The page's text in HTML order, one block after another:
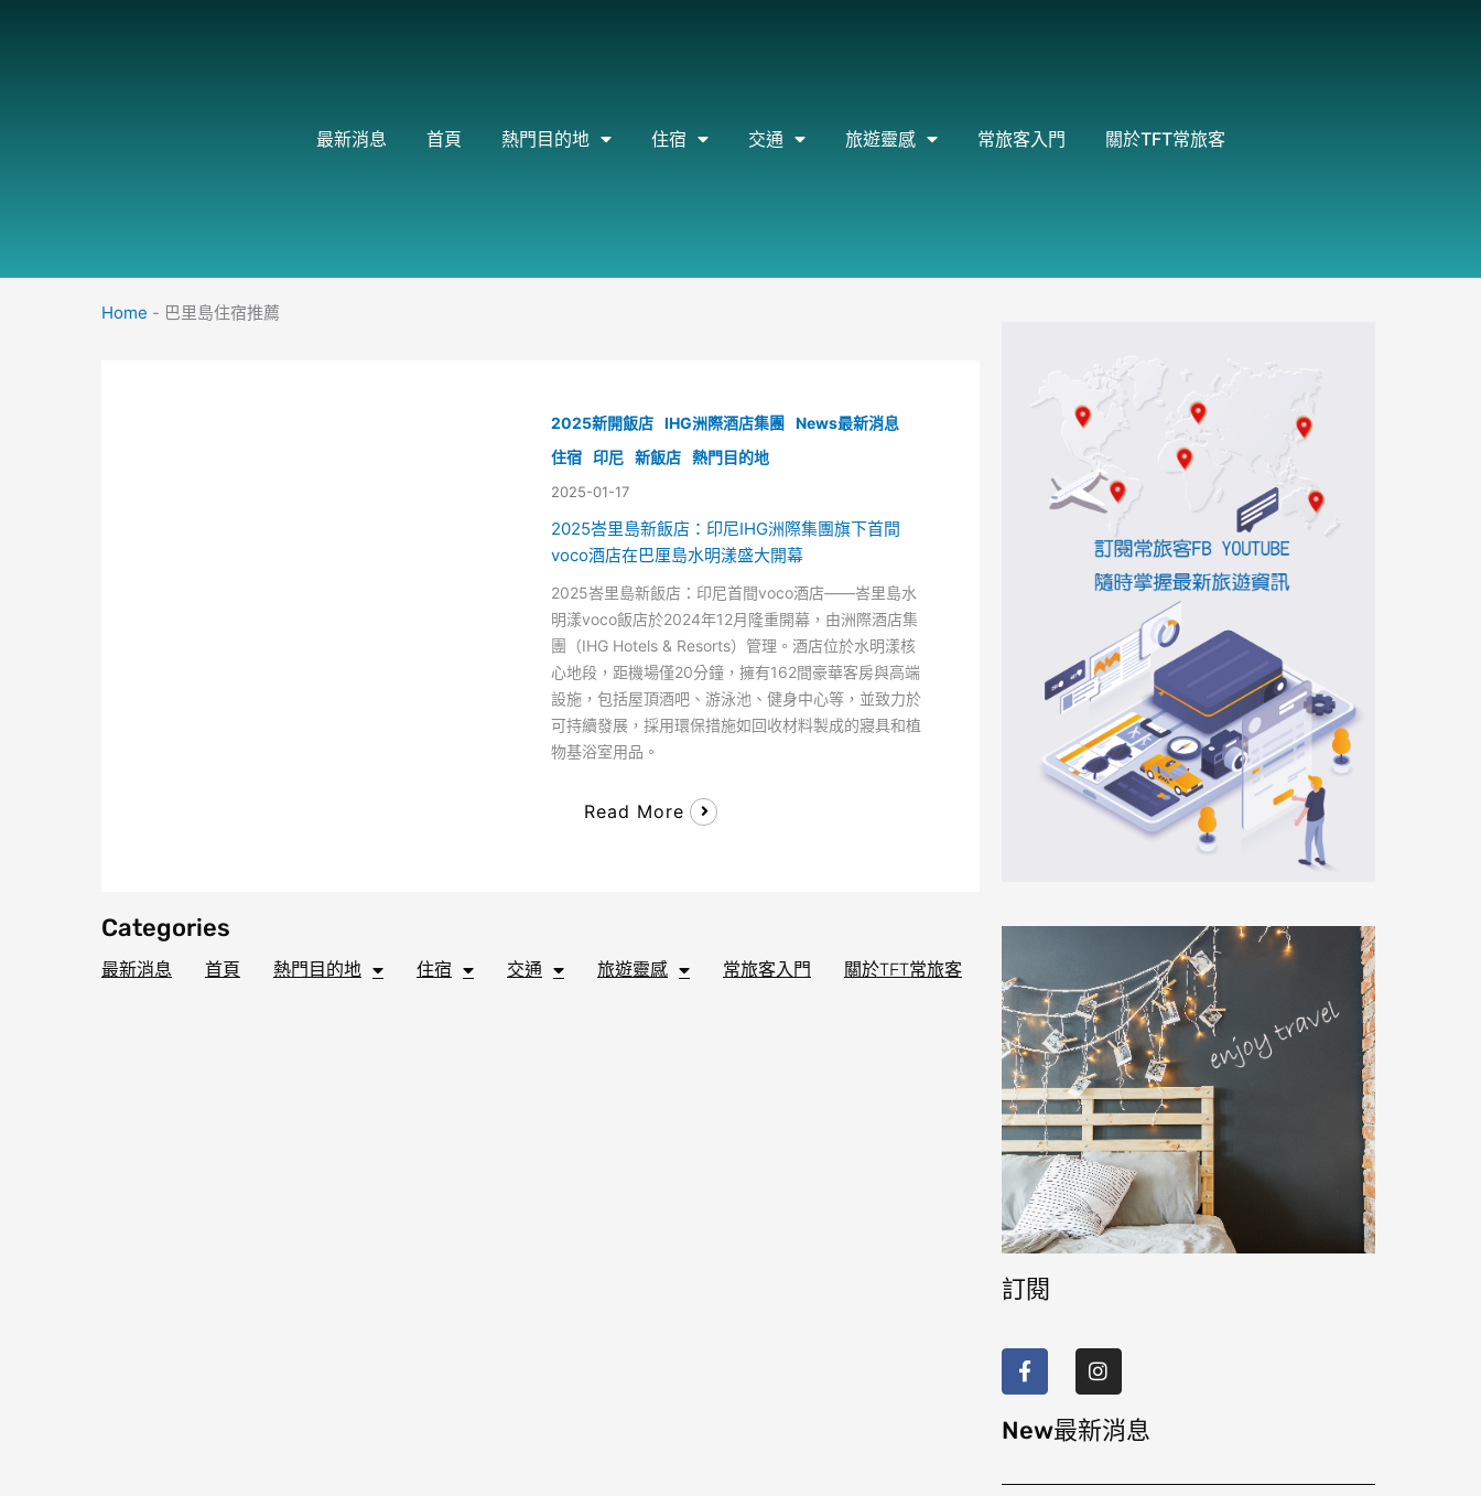
最新消息 首頁 熱門目的地 住宿 交通 旅遊靈感 常旅客入門 關於TFT常旅客
Home - 巴里島住宿推薦
2025新開飯店 IHG洲際酒店集團
News最新消息
住宿
印尼 新飯店 熱門目的地
2025-01-17
2025峇里島新飯店：印尼IHG洲際集團旗下首間
voco酒店在巴厘島水明漾盛大開幕
2025峇里島新飯店：印尼首間voco酒店——峇里島水
明漾voco飯店於2024年12月隆重開幕，由洲際酒店集
團（IHG Hotels & Resorts）管理。酒店位於水明漾核
心地段，距機場僅20分鐘，擁有162間豪華客房與高端
設施，包括屋頂酒吧、游泳池、健身中心等，並致力於
可持續發展，採用環保措施如回收材料製成的寢具和植
物基浴室用品。
Read More
Categories
最新消息 首頁 熱門目的地 住宿 交通 旅遊靈感 常旅客入門 關於TFT常旅客
訂閱
a
c
e
b
o
k
n
s
t
a
g
a
New最新消息